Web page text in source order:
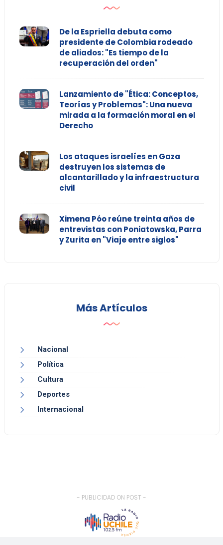
De la Espriella debuta como
presidente de Colombia rodeado
de aliados: "Es tiempo de la
recuperación del orden"
Lanzamiento de "Ética: Conceptos,
Teorías y Problemas": Una nueva
mirada a la formación moral en el
Derecho
Los ataques israelíes en Gaza
destruyen los sistemas de
alcantarillado y la infraestructura
civil
Ximena Póo reúne treinta años de
entrevistas con Poniatowska, Parra
y Zurita en "Viaje entre siglos"
Más Artículos
Nacional
Política
Cultura
Deportes
Internacional
- PUBLICIDAD ON POST -